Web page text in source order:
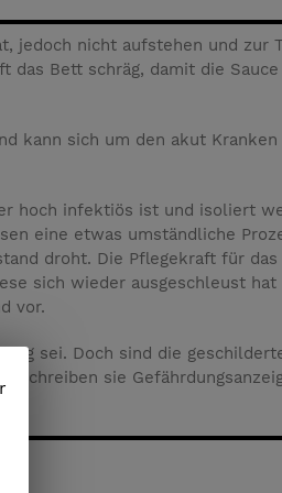
jedoch nicht aufstehen und zur
das Bett schräg, damit die
kann sich um den akut
hoch infektiös ist und isoliert
eine etwas umständliche
droht. Die Pflegekraft für
sich wieder ausgeschleust hat
vor.
sei. Doch sind die
sie